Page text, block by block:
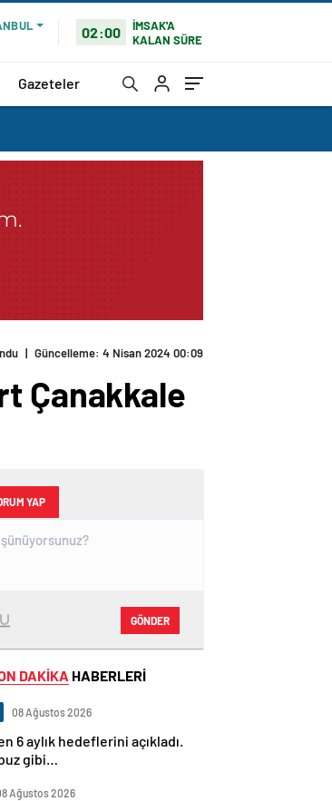
02:00
İMSAK'A
KALAN SÜRE
Gazeteler
| Güncelleme: 4 Nisan 2024 00:09
Çanakkale
YAP
GÖNDER
DAKİKA HABERLERİ
08 Ağustos 2026
6 aylık hedeflerini açıkladı.
gibi…
Ağustos 2026